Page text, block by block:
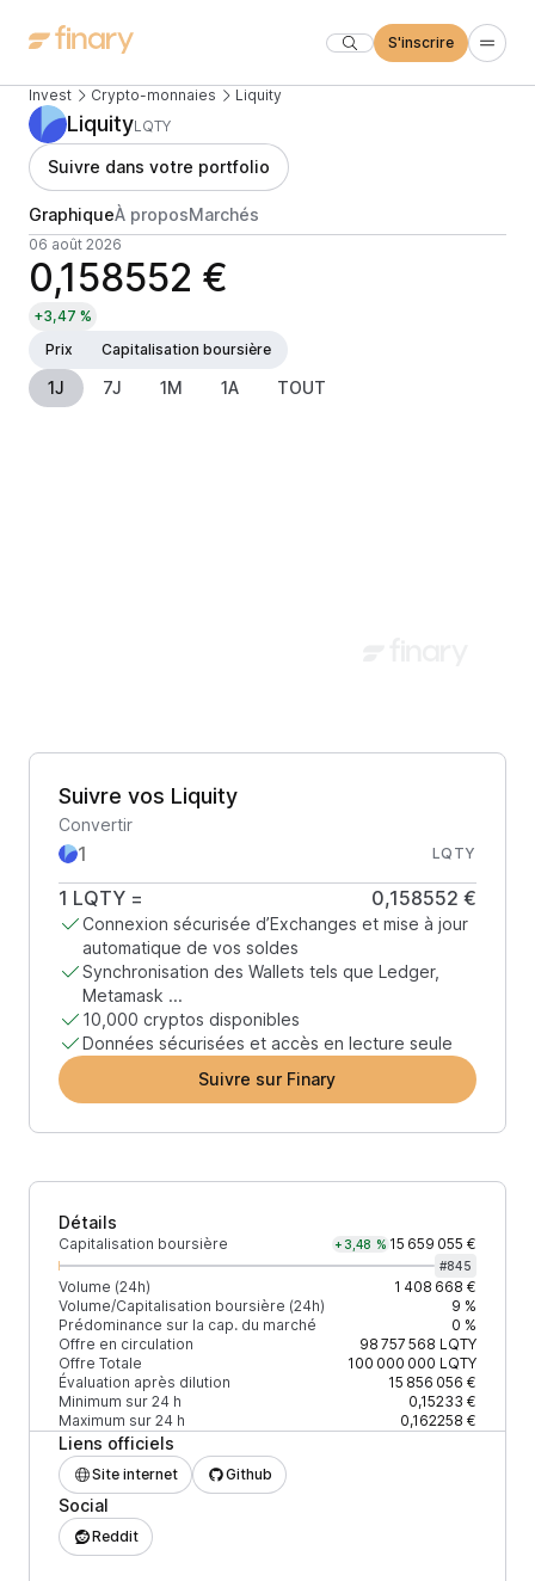
S'inscrire
Invest Crypto-monnaies Liquity
LiquityLQTY
Suivre dans votre portfolio
GraphiqueÀ proposMarchés
06 août 2026
0,158552 €
+3,47 %
Prix
Capitalisation boursière
1J 7J 1M 1A TOUT
Suivre vos Liquity
Convertir
LQTY
1 LQTY = 0,158552 €
Connexion sécurisée d’Exchanges et mise à jour
automatique de vos soldes
Synchronisation des Wallets tels que Ledger,
Metamask ...
10,000 cryptos disponibles
Données sécurisées et accès en lecture seule
Suivre sur Finary
Détails
Capitalisation boursière +3,48 % 15 659 055 €
#845
Volume (24h)
1 408 668 €
Volume/Capitalisation boursière (24h)
9 %
Prédominance sur la cap. du marché
0 %
Offre en circulation
98 757 568 LQTY
Offre Totale
100 000 000 LQTY
Évaluation après dilution
15 856 056 €
Minimum sur 24 h
0,15233 €
Maximum sur 24 h
0,162258 €
Liens officiels
Site internet Github
Social
Reddit